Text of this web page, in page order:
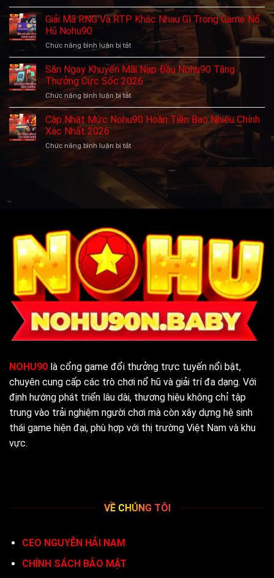
Từ
Cao
Tín
Hay
Không?
Cách
Săn
Không
Cần
Nạp
Quay
Hũ
2026
Giải Mã RNG Và RTP Khác Nhau Gì Trong Game Nổ
Hũ Nohu90
Chức năng bình luận bị tắt
Giải
Mã
RNG
Và
RTP
Khác
Nhau
Săn Ngay Khuyến Mãi Nạp Đầu Nohu90 Tặng
Thưởng Cực Sốc 2026
Chức năng bình luận bị tắt
Săn
Ngay
Nohu90
Cực
Sốc
Cập Nhật Mức Nohu90 Hoàn Tiền Bao Nhiêu Chính
Xác Nhất 2026
Chức năng bình luận bị tắt
Nhật
Hoàn
Tiền
Chính
Xác
Nhất
2026
NOHU90 là cổng game đổi thưởng trực tuyến nổi bật,
chuyên cung cấp các trò chơi nổ hũ và giải trí đa dạng. Với
định hướng phát triển lâu dài, thương hiệu không chỉ tập
trung vào trải nghiệm người chơi mà còn xây dựng hệ sinh
thái game hiện đại, phù hợp với thị trường Việt Nam và khu
vực.
VỀ CHÚNG TÔI
CEO NGUYỄN HẢI NAM
CHÍNH SÁCH BẢO MẬT